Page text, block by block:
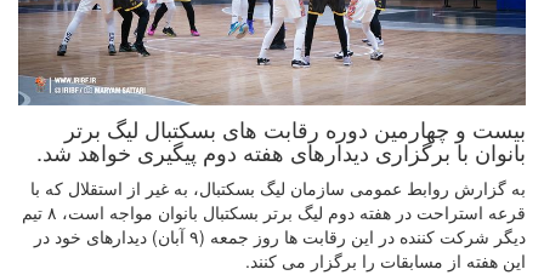
بیست و چهارمین دوره رقابت های بسکتبال لیگ برتر
بانوان با برگزاری دیدارهای هفته دوم پیگیری خواهد شد.
به گزارش روابط عمومی سازمان لیگ بسکتبال، به غیر از استقلال که با
قرعه استراحت در هفته دوم لیگ برتر بسکتبال بانوان مواجه است، ۸ تیم
دیگر شرکت کننده در این رقابت ها روز جمعه (۹ آبان) دیدارهای خود در
این هفته از مسابقات را برگزار می کنند.